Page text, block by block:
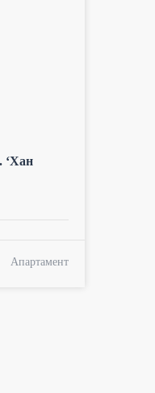
‘Хан
Апартамент